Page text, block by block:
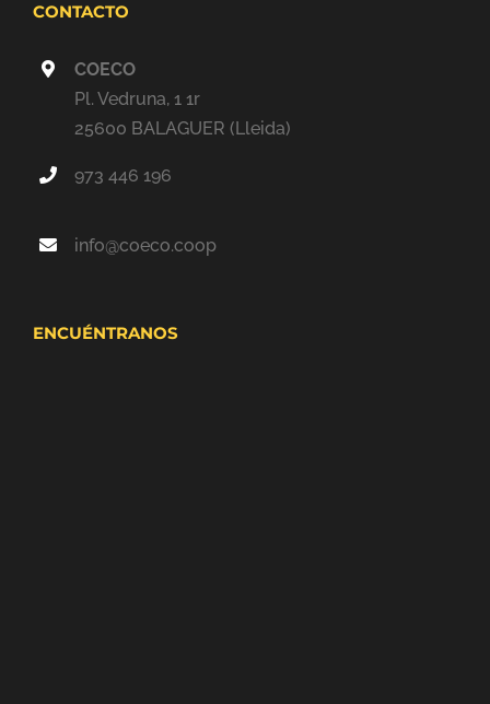
CONTACTO
COECO
Pl. Vedruna, 1 1r
25600 BALAGUER (Lleida)
973 446 196
info@coeco.coop
ENCUÉNTRANOS